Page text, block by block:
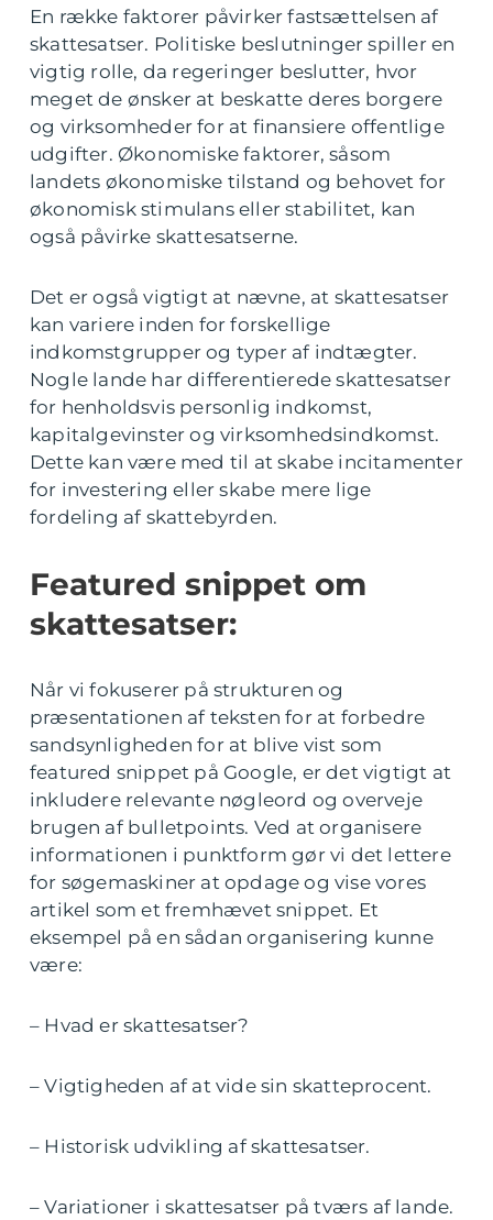
En række faktorer påvirker fastsættelsen af
skattesatser. Politiske beslutninger spiller en
vigtig rolle, da regeringer beslutter, hvor
meget de ønsker at beskatte deres borgere
og virksomheder for at finansiere offentlige
udgifter. Økonomiske faktorer, såsom
landets økonomiske tilstand og behovet for
økonomisk stimulans eller stabilitet, kan
også påvirke skattesatserne.
Det er også vigtigt at nævne, at skattesatser
kan variere inden for forskellige
indkomstgrupper og typer af indtægter.
Nogle lande har differentierede skattesatser
for henholdsvis personlig indkomst,
kapitalgevinster og virksomhedsindkomst.
Dette kan være med til at skabe incitamenter
for investering eller skabe mere lige
fordeling af skattebyrden.
Featured snippet om
skattesatser:
Når vi fokuserer på strukturen og
præsentationen af teksten for at forbedre
sandsynligheden for at blive vist som
featured snippet på Google, er det vigtigt at
inkludere relevante nøgleord og overveje
brugen af bulletpoints. Ved at organisere
informationen i punktform gør vi det lettere
for søgemaskiner at opdage og vise vores
artikel som et fremhævet snippet. Et
eksempel på en sådan organisering kunne
være:
– Hvad er skattesatser?
– Vigtigheden af at vide sin skatteprocent.
– Historisk udvikling af skattesatser.
– Variationer i skattesatser på tværs af lande.